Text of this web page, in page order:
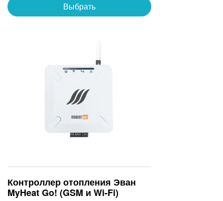
Выбрать
Контроллер отопления Эван
MyHeat Go! (GSM и Wi-Fi)